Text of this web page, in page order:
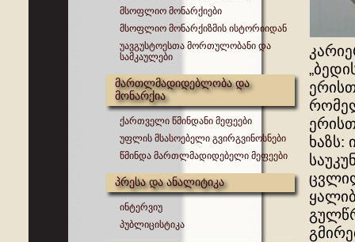
მსოფლიო მონარქიები
მსოფლიო მონარქიზმის ისტორიიდან
უავგუსტოესთა მორთულობანი და
სამკაულები
მართლმადიდებლობა და
მონარქია
ქართველი წმინდანი მეფეები
უფლის მსასოებელი გვირგვინოსნები
წმინდა მართლმადიდებელი მეფეები
პრესა და ანალიტიკა
ინტერვიუ
პუბლიცისტიკა
ხაზს: